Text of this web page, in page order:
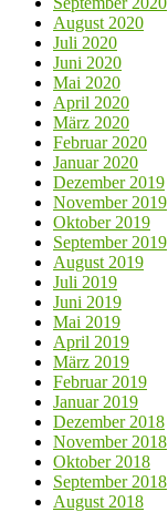
August 2020
Juli 2020
Juni 2020
Mai 2020
April 2020
März 2020
Februar 2020
Januar 2020
Dezember 2019
November 2019
Oktober 2019
September 2019
August 2019
Juli 2019
Juni 2019
Mai 2019
April 2019
März 2019
Februar 2019
Januar 2019
Dezember 2018
November 2018
Oktober 2018
September 2018
August 2018